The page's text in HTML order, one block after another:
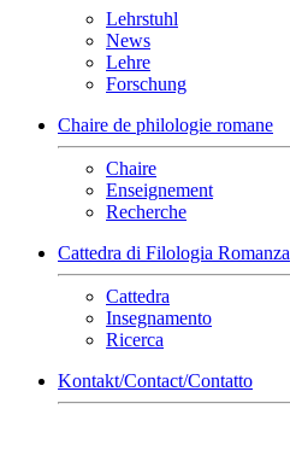
Lehrstuhl
News
Lehre
Forschung
Chaire de philologie romane
Chaire
Enseignement
Recherche
Cattedra di Filologia Romanza
Cattedra
Insegnamento
Ricerca
Kontakt/Contact/Contatto